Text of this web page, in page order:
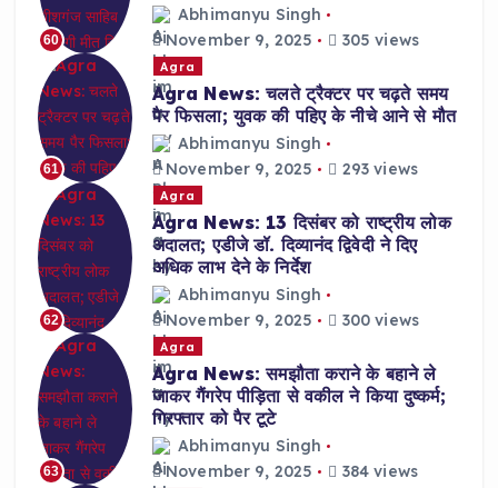
60
Abhimanyu Singh
November 9, 2025
305 views
61
Agra
Agra News: चलते ट्रैक्टर पर चढ़ते समय
पैर फिसला; युवक की पहिए के नीचे आने से मौत
Abhimanyu Singh
November 9, 2025
293 views
62
Agra
Agra News: 13 दिसंबर को राष्ट्रीय लोक
अदालत; एडीजे डॉ. दिव्यानंद द्विवेदी ने दिए
अधिक लाभ देने के निर्देश
Abhimanyu Singh
November 9, 2025
300 views
63
Agra
Agra News: समझौता कराने के बहाने ले
जाकर गैंगरेप पीड़िता से वकील ने किया दुष्कर्म;
गिरफ्तार को पैर टूटे
Abhimanyu Singh
November 9, 2025
384 views